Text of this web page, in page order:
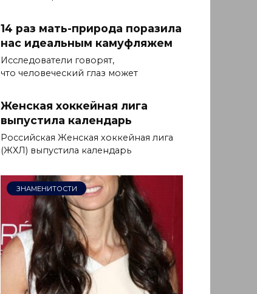
14 раз мать-природа поразила
нас идеальным камуфляжем
Исследователи говорят,
что человеческий глаз может
Женская хоккейная лига
выпустила календарь
Российская Женская хоккейная лига
(ЖХЛ) выпустила календарь
ЗНАМЕНИТОСТИ